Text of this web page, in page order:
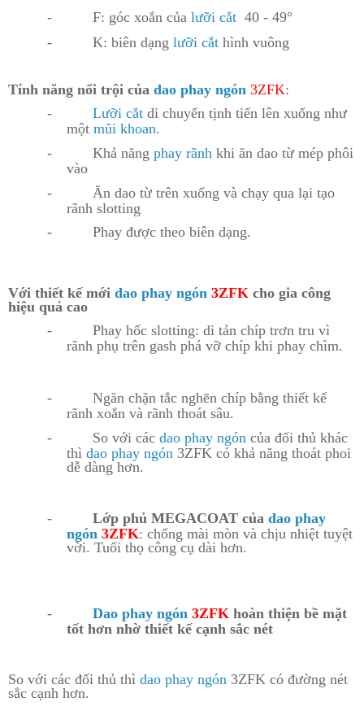
-
F: góc xoắn của lưỡi cắt 40 - 49°
-
K: biên dạng lưỡi cắt hình vuông
Tính năng nổi trội của dao phay ngón 3ZFK:
-
Lưỡi cắt di chuyển tịnh tiến lên xuống như
một mũi khoan.
-
Khả năng phay rãnh khi ăn dao từ mép phôi
vào
-
Ăn dao từ trên xuống và chạy qua lại tạo
rãnh slotting
-
Phay được theo biên dạng.
Với thiết kế mới dao phay ngón 3ZFK cho gia công
hiệu quả cao
-
Phay hốc slotting: di tản chíp trơn tru vì
rãnh phụ trên gash phá vỡ chíp khi phay chìm.
-
Ngăn chặn tắc nghẽn chíp bằng thiết kế
rãnh xoắn và rãnh thoát sâu.
-
So với các dao phay ngón của đối thủ khác
thì dao phay ngón 3ZFK có khả năng thoát phoi
dễ dàng hơn.
- Lớp phủ MEGACOAT của dao phay
ngón 3ZFK: chống mài mòn và chịu nhiệt tuyệt
vời. Tuổi thọ công cụ dài hơn.
- Dao phay ngón 3ZFK hoàn thiện bề mặt
tốt hơn nhờ thiết kế cạnh sắc nét
So với các đối thủ thì dao phay ngón 3ZFK có đường nét
sắc cạnh hơn.